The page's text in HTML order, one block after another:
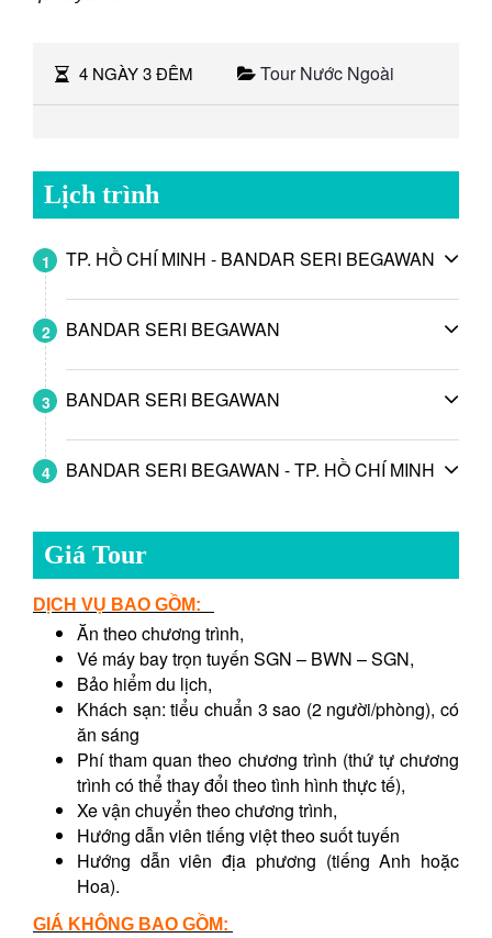
4 NGÀY 3 ĐÊM Tour Nước Ngoài
Lịch trình
1 TP. HỒ CHÍ MINH - BANDAR SERI BEGAWAN
2 BANDAR SERI BEGAWAN
3 BANDAR SERI BEGAWAN
4 BANDAR SERI BEGAWAN - TP. HỒ CHÍ MINH
Giá Tour
DỊCH VỤ BAO GỒM:
Ăn theo chương trình,
Vé máy bay trọn tuyến SGN – BWN – SGN,
Bảo hiểm du lịch,
Khách sạn: tiểu chuẩn 3 sao (2 người/phòng), có
ăn sáng
Phí tham quan theo chương trình (thứ tự chương
trình có thể thay đổi theo tình hình thực tế),
Xe vận chuyển theo chương trình,
Hướng dẫn viên tiếng việt theo suốt tuyến
Hướng dẫn viên địa phương (tiếng Anh hoặc
Hoa).
GIÁ KHÔNG BAO GỒM: